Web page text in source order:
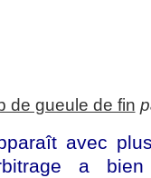
de gueule de fin
avec
a